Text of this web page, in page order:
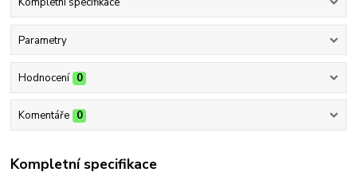
Parametry
Hodnocení 0
Komentáře 0
Kompletní specifikace